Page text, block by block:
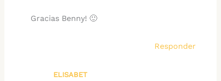
Gracias Benny! 🙂
Responder
ELISABET